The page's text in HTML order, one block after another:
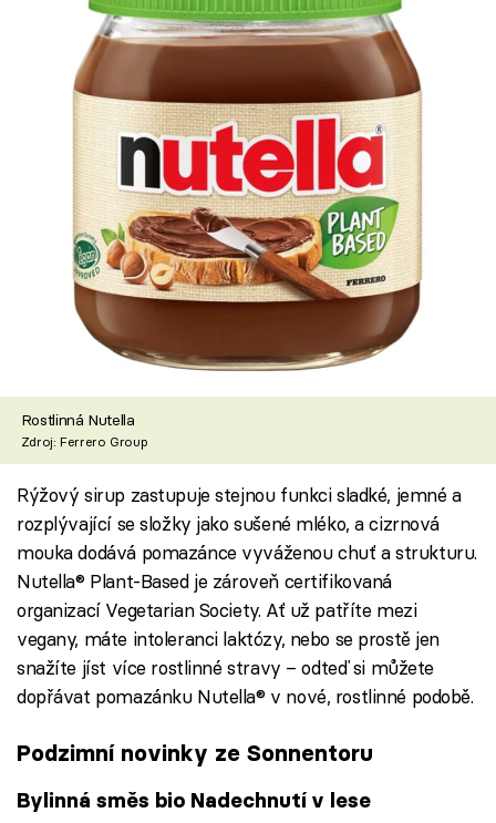
Rostlinná Nutella
Zdroj: Ferrero Group
Rýžový sirup zastupuje stejnou funkci sladké, jemné a
rozplývající se složky jako sušené mléko, a cizrnová
mouka dodává pomazánce vyváženou chuť a strukturu.
Nutella® Plant-Based je zároveň certifikovaná
organizací Vegetarian Society. Ať už patříte mezi
vegany, máte intoleranci laktózy, nebo se prostě jen
snažíte jíst více rostlinné stravy – odteď si můžete
dopřávat pomazánku Nutella® v nové, rostlinné podobě.
Podzimní novinky ze Sonnentoru
Bylinná směs bio Nadechnutí v lese